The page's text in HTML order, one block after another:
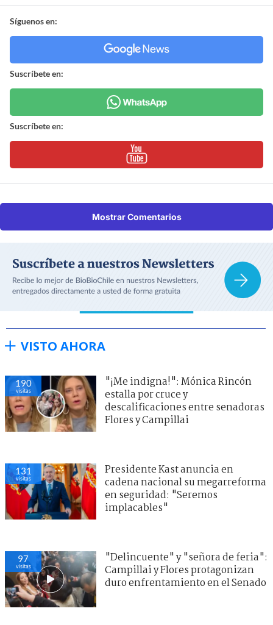
Síguenos en:
Suscríbete en:
Suscríbete en:
Mostrar Comentarios
VISTO AHORA
190
visitas
"¡Me indigna!": Mónica Rincón
estalla por cruce y
descalificaciones entre senadoras
Flores y Campillai
131
visitas
Presidente Kast anuncia en
cadena nacional su megarreforma
en seguridad: "Seremos
implacables"
97
visitas
"Delincuente" y "señora de feria":
Campillai y Flores protagonizan
duro enfrentamiento en el Senado